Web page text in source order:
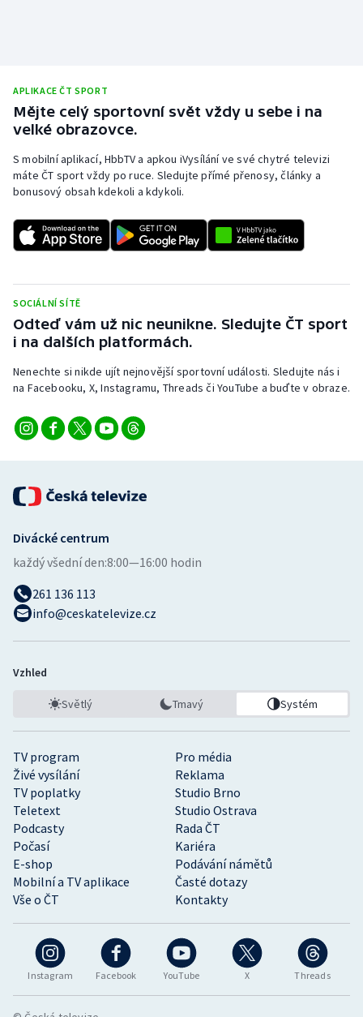
APLIKACE ČT SPORT
Mějte celý sportovní svět vždy u sebe i na
velké obrazovce.
S mobilní aplikací, HbbTV a apkou iVysílání ve své chytré televizi
máte ČT sport vždy po ruce. Sledujte přímé přenosy, články a
bonusový obsah kdekoli a kdykoli.
SOCIÁLNÍ SÍTĚ
Odteď vám už nic neunikne. Sledujte ČT sport
i na dalších platformách.
Nenechte si nikde ujít nejnovější sportovní události. Sledujte nás i
na Facebooku, X, Instagramu, Threads či YouTube a buďte v obraze.
Instagram Facebook YouTube X Threads
TV program
Pro média
Živé vysílání
Reklama
TV poplatky
Studio Brno
Teletext
Studio Ostrava
Podcasty
Rada ČT
Počasí
Kariéra
E-shop
Podávání námětů
Mobilní a TV aplikace
Časté dotazy
Vše o ČT
Kontakty
Divácké centrum
každý všední den:8:00—16:00 hodin
261 136 113
info@ceskatelevize.cz
Vzhled
Světlý Tmavý Systém